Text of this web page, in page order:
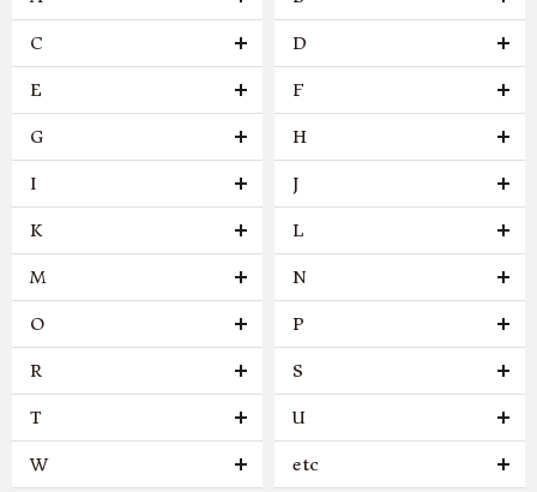
C D
E F
G H
I J
K L
M N
O P
R S
T U
W etc